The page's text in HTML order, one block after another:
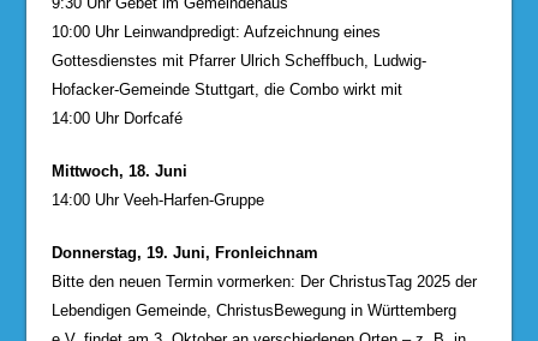
10:00 Uhr Leinwandpredigt: Aufzeichnung eines
Gottesdienstes mit Pfarrer Ulrich Scheffbuch, Ludwig-
Hofacker-Gemeinde Stuttgart, die Combo wirkt mit
14:00 Uhr Dorfcafé
Mittwoch, 18. Juni
14:00 Uhr Veeh-Harfen-Gruppe
Donnerstag, 19. Juni, Fronleichnam
Bitte den neuen Termin vormerken: Der ChristusTag 2025 der
Lebendigen Gemeinde, ChristusBewegung in Württemberg